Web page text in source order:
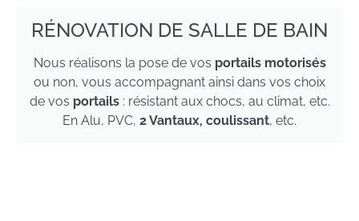
RÉNOVATION DE SALLE DE BAIN
Nous réalisons la pose de vos portails motorisés
ou non, vous accompagnant ainsi dans vos choix
de vos portails: résistant aux chocs, au climat, etc.
En Alu, PVC, 2 Vantaux, coulissant, etc.